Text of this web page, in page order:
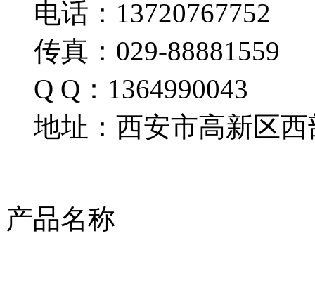
电话：13720767752
传真：029-88881559
Q Q：1364990043
地址：西安市高新区西
产品名称